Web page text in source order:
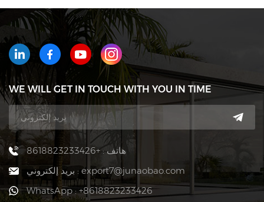
WE WILL GET IN TOUCH WITH YOU IN TIME
هاتف : +8618823233426
بريد إلكتروني : export7@junaobao.com
WhatsApp : +8618823233426